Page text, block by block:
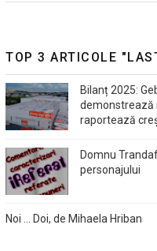
TOP 3 ARTICOLE
Bilanț 2025:
demonstrează
raportează
Domnu
personajului
Noi … Doi, de Mihaela Hriban